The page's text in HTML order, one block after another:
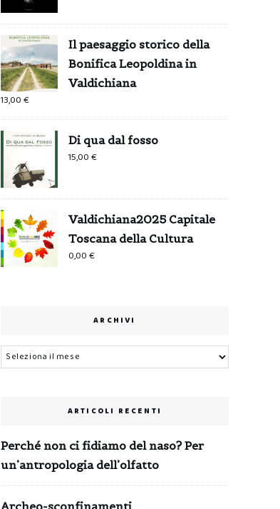
Il paesaggio storico della
Bonifica Leopoldina in
Valdichiana
13,00€
Di qua dal fosso
15,00€
Valdichiana2025 Capitale
Toscana della Cultura
0,00€
ARCHIVI
Archivi
ARTICOLI RECENTI
Perché non ci fidiamo del naso? Per
un’antropologia dell’olfatto
Archeo-sconfinamenti